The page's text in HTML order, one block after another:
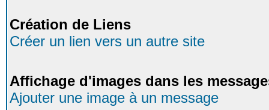
Création de Liens
Créer un lien vers un autre site
Affichage d'images dans les
Ajouter une image à un message